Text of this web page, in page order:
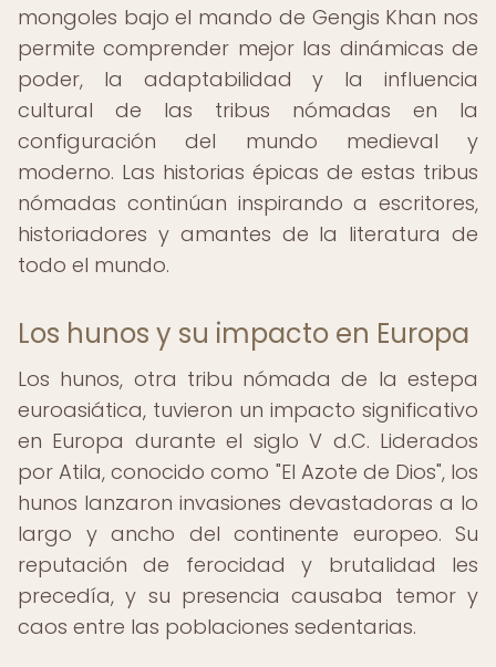
mongoles bajo el mando de Gengis Khan nos
permite comprender mejor las dinámicas de
poder, la adaptabilidad y la influencia
cultural de las tribus nómadas en la
configuración del mundo medieval y
moderno. Las historias épicas de estas tribus
nómadas continúan inspirando a escritores,
historiadores y amantes de la literatura de
todo el mundo.
Los hunos y su impacto en Europa
Los hunos, otra tribu nómada de la estepa
euroasiática, tuvieron un impacto significativo
en Europa durante el siglo V d.C. Liderados
por Atila, conocido como "El Azote de Dios", los
hunos lanzaron invasiones devastadoras a lo
largo y ancho del continente europeo. Su
reputación de ferocidad y brutalidad les
precedía, y su presencia causaba temor y
caos entre las poblaciones sedentarias.